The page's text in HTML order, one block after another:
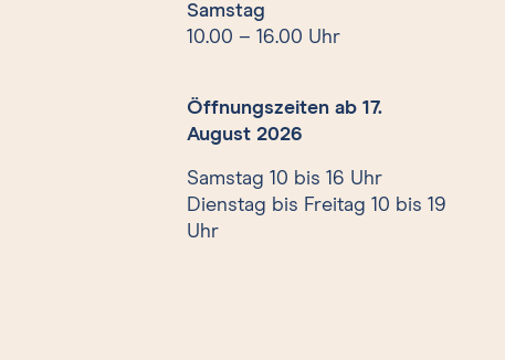
Samstag
10.00 – 16.00 Uhr
Öffnungszeiten ab 17.
August 2026
Samstag 10 bis 16 Uhr
Dienstag bis Freitag 10 bis 19
Uhr